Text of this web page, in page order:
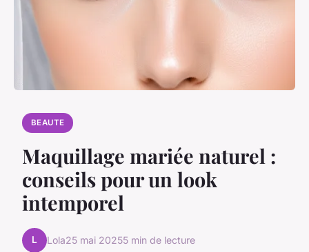
BEAUTE
Maquillage mariée naturel :
conseils pour un look
intemporel
L Lola25 mai 20255 min de lecture